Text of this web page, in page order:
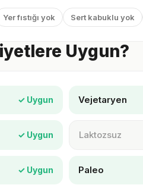
Yer fıstığı yok Sert kabuklu yok
Uygun?
✓ Uygun Vejetaryen
✓ Uygun Laktozsuz
✓ Uygun Paleo